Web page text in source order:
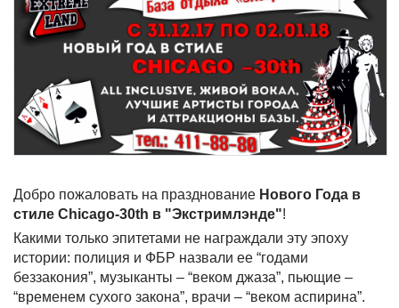
Добро пожаловать на празднование Нового Года в
стиле Chicago-30th в "Экстримлэнде"!
Какими только эпитетами не награждали эту эпоху
истории: полиция и ФБР назвали ее “годами
беззакония”, музыканты – “веком джаза”, пьющие –
“временем сухого закона”, врачи – “веком аспирина”.